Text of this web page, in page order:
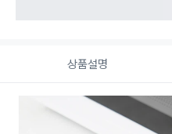
상품설명